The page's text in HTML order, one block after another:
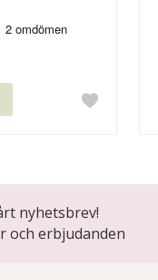
nyhetsbrev!
och erbjudanden